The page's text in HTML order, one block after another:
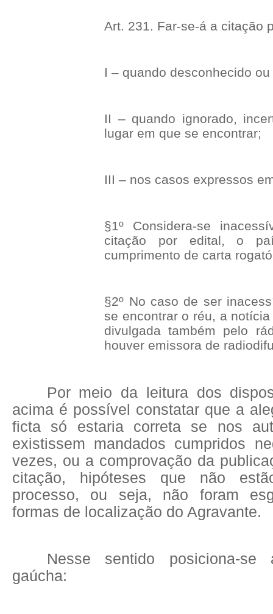
Art. 231. Far-se-á a citação
I – quando desconhecido
II – quando ignorado,
lugar em que se encontrar;
III – nos casos expressos
§1º Considera-se
citação por edital, o
cumprimento de carta
§2º No caso de ser
se encontrar o réu, a
divulgada também pelo
houver emissora de
Por meio da leitura dos
acima é possível constatar que a
ficta só estaria correta se nos
existissem mandados cumpridos
vezes, ou a comprovação da
citação, hipóteses que não
processo, ou seja, não foram
formas de localização do Agravante.
Nesse sentido posiciona-se
gaúcha: